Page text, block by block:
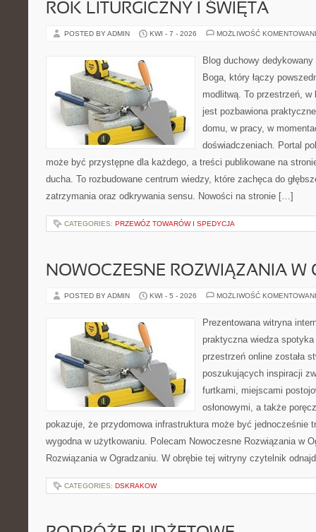
ROK LITURGICZNY I ŚWIĘTA
POSTED BY ADMIN KWI - 7 - 2026 MOŻLIWOŚĆ
Blog duchowy
Boga, który łączy
modlitwą. To przestrzeń,
jest pozbawiona
domu, w pracy, w
doświadczeniach. Portal
może być przystępne dla każdego, a treści publikowane na
ducha. To rozbudowane centrum wiedzy, które zachęca do
zatrzymania oraz odkrywania sensu. Nowości na stronie […]
CATEGORIES: PRZEWÓZ TOWARÓW I SPEDYCJA
NOWOCZESNE ROZWIĄZANIA W
POSTED BY ADMIN KWI - 5 - 2026 MOŻLIWOŚĆ
Prezentowana witryna
praktyczna wiedza
przestrzeń online została
poszukujących inspiracji
furtkami, miejscami
osłonowymi, a także
pokazuje, że przydomowa infrastruktura może być jednocześnie
wygodna w użytkowaniu. Polecam Nowoczesne Rozwiązania w
Rozwiązania w Ogradzaniu. W obrębie tej witryny czytelnik
CATEGORIES: DSKRAKOW